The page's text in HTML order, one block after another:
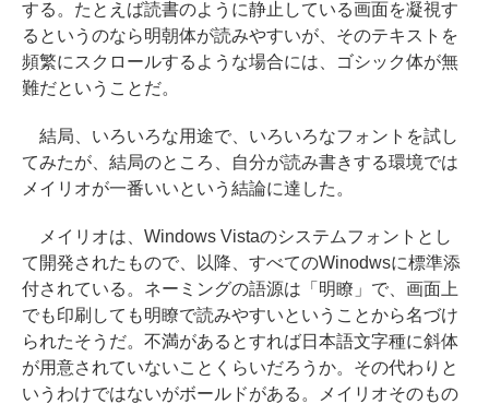
する。たとえば読書のように静止している画面を凝視す
るというのなら明朝体が読みやすいが、そのテキストを
頻繁にスクロールするような場合には、ゴシック体が無
難だということだ。
結局、いろいろな用途で、いろいろなフォントを試し
てみたが、結局のところ、自分が読み書きする環境では
メイリオが一番いいという結論に達した。
メイリオは、Windows Vistaのシステムフォントとし
て開発されたもので、以降、すべてのWinodwsに標準添
付されている。ネーミングの語源は「明瞭」で、画面上
でも印刷しても明瞭で読みやすいということから名づけ
られたそうだ。不満があるとすれば日本語文字種に斜体
が用意されていないことくらいだろうか。その代わりと
いうわけではないがボールドがある。メイリオそのもの